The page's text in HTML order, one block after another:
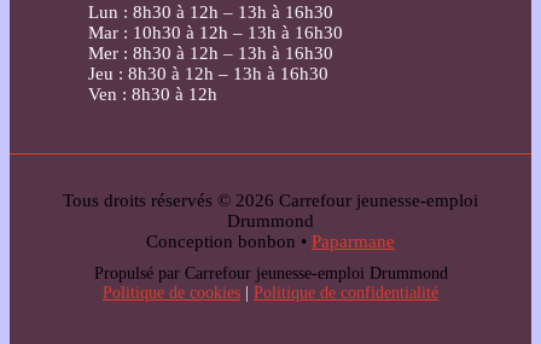
Lun : 8h30 à 12h – 13h à 16h30
Mar : 10h30 à 12h – 13h à 16h30
Mer : 8h30 à 12h – 13h à 16h30
Jeu : 8h30 à 12h – 13h à 16h30
Ven : 8h30 à 12h
Tous droits réservés © 2026 Carrefour jeunesse-emploi
Drummond
Conception bonbon • Paparmane
Propulsé par Carrefour jeunesse-emploi Drummond
Politique de cookies | Politique de confidentialité